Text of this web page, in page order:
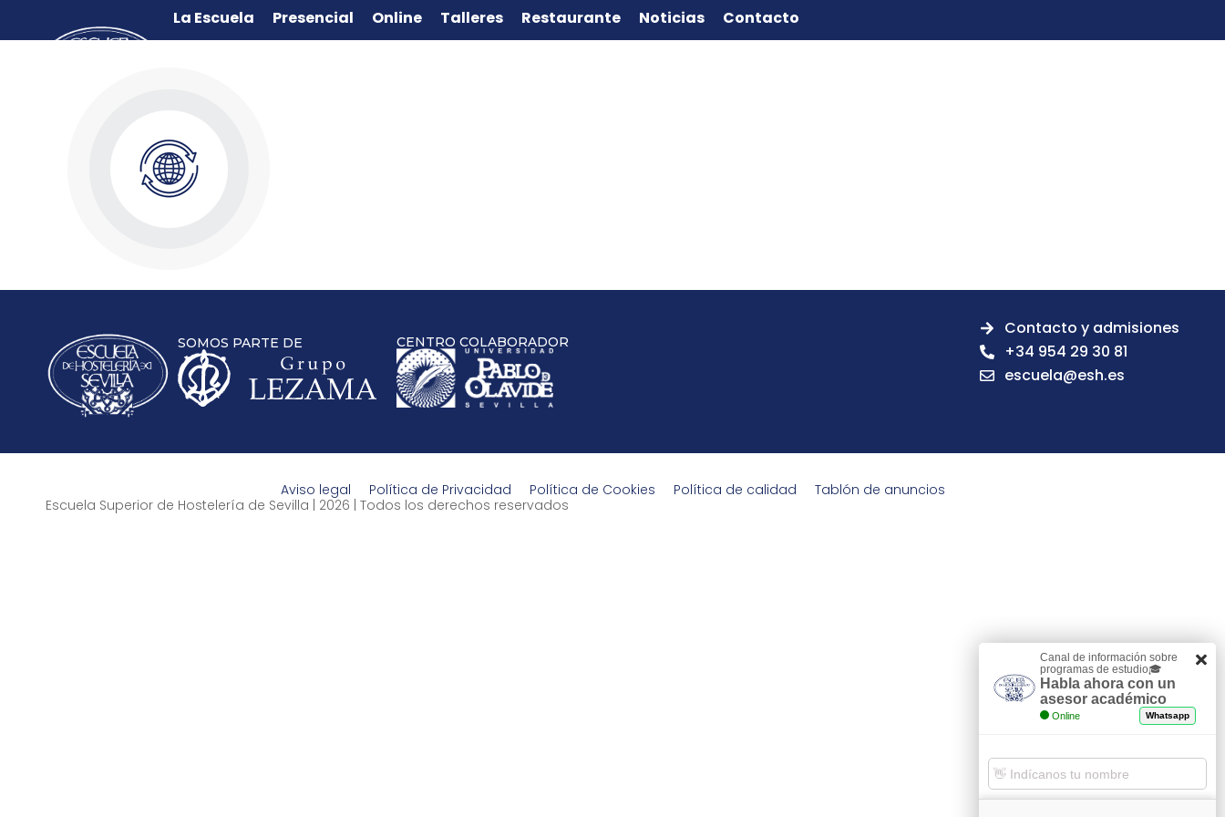
La Escuela Presencial Online Talleres Restaurante Noticias Contacto
SOMOS PARTE DE CENTRO COLABORADOR
Contacto y admisiones
+34 954 29 30 81
escuela@esh.es
Aviso legal Política de Privacidad Política de Cookies Política de calidad
Tablón de anuncios
Escuela Superior de Hostelería de Sevilla | 2026 | Todos los derechos reservados
Canal de información sobre
programas de estudio🎓
Habla ahora con un
asesor académico
Online Whatsapp